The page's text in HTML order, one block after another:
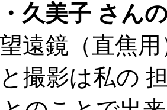
久美子 さん
遠鏡（直焦
撮影は私の